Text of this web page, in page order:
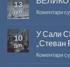
13
јул Коментари
10
јул
У Сали
„Стеван
Коментари